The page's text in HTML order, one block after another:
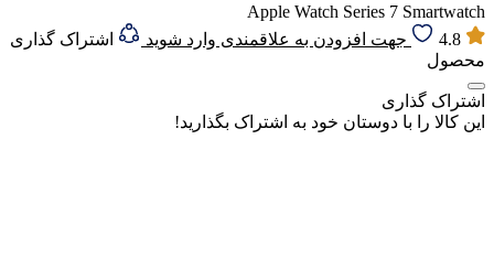
Apple Watch Series 7 Smartwatch
4.8
جهت افزودن به علاقمندی وارد شوید
اشتراک گذاری
محصول
اشتراک گذاری
این کالا را با دوستان خود به اشتراک بگذارید!